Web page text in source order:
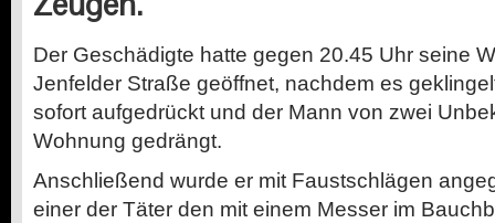
Der Geschädigte hatte gegen 20.45 Uhr seine
Jenfelder Straße geöffnet, nachdem es
sofort aufgedrückt und der Mann von zwei
Wohnung gedrängt.
Anschließend wurde er mit Faustschlägen
einer der Täter den mit einem Messer im